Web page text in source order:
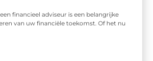
financieel adviseur is een belangrijke
van uw financiële toekomst. Of het nu